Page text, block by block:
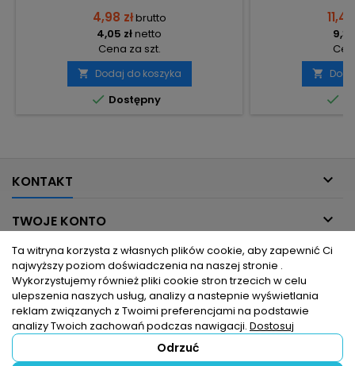
4,98 złbrutto
4,05 złnetto
Cena za szt.
 Dodaj do koszyka
 Dostępny


KONTAKT 
TWOJE KONTO 
INFORMACJE DLA CIEBIE 
PRODUKTY
Ta witryna korzysta z własnych plików cookie, aby zapewnić Ci
najwyższy poziom doświadczenia na naszej stronie .
Wykorzystujemy również pliki cookie stron trzecich w celu
ulepszenia naszych usług, analizy a nastepnie wyświetlania
reklam związanych z Twoimi preferencjami na podstawie
analizy Twoich zachowań podczas nawigacji. Dostosuj
Odrzuć